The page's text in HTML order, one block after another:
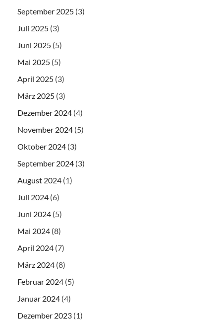
September 2025 (3)
Juli 2025 (3)
Juni 2025 (5)
Mai 2025 (5)
April 2025 (3)
März 2025 (3)
Dezember 2024 (4)
November 2024 (5)
Oktober 2024 (3)
September 2024 (3)
August 2024 (1)
Juli 2024 (6)
Juni 2024 (5)
Mai 2024 (8)
April 2024 (7)
März 2024 (8)
Februar 2024 (5)
Januar 2024 (4)
Dezember 2023 (1)